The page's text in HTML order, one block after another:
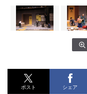
ポスト シェア